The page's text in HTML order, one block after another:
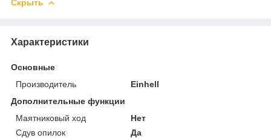
Скрыть
Характеристики
Основные
Производитель
Einhell
Дополнительные функции
Маятниковый ход
Нет
Сдув опилок
Да